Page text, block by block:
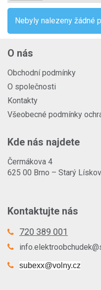
Nebyly nalezeny žádné
O nás
Obchodní podmínky
O společnosti
Kontakty
Všeobecné podmínky
Kde nás najdete
Čermákova 4
625 00 Brno – Starý
Kontaktujte nás
720 389 001
subexx@volny.cz